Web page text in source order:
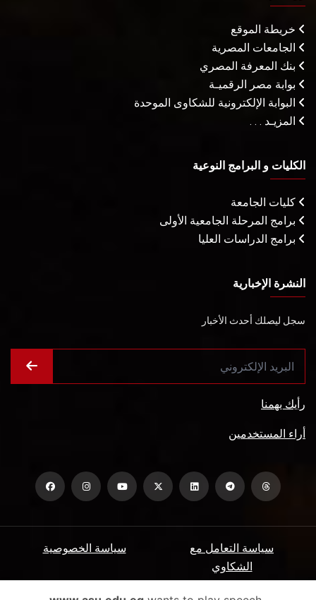
خريطة الموقع
الجامعات المصرية
بنك المعرفة المصري
بوابة مصر الرقميـة
البوابة الإلكترونية للشكاوى الموحدة
المزيـد . . .
الكليات و البرامج النوعية
كليات الجامعة
برامج المرحلة الجامعية الأولى
برامج الدراسات العليا
النشرة الإخبارية
سجل ليصلك أحدث الأخبار
رأيك يهمنا
أراء المستخدمين
سياسة الخصوصية
سياسة التعامل مع
الشكاوي
الأسئلة الشائعة ميثاق المتعاملين